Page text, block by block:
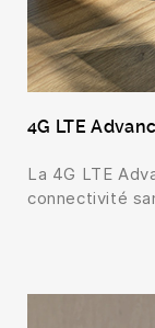
4G LTE
La 4G LTE
connectivité